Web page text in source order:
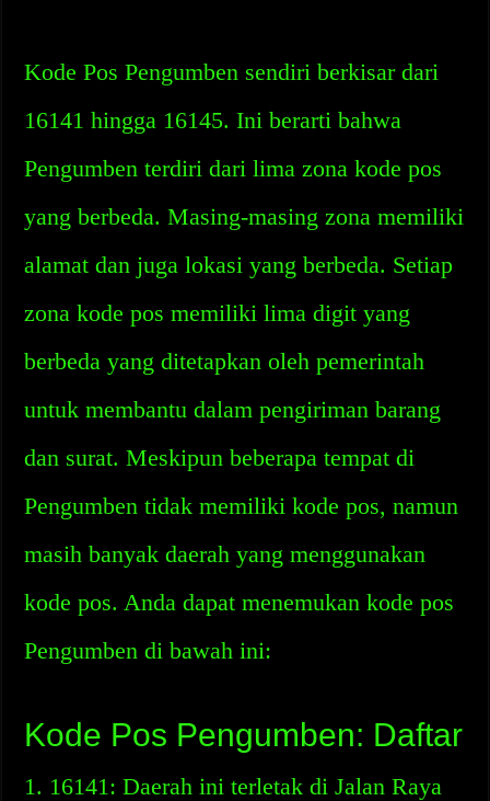
Kode Pos Pengumben sendiri berkisar dari
16141 hingga 16145. Ini berarti bahwa
Pengumben terdiri dari lima zona kode pos
yang berbeda. Masing-masing zona memiliki
alamat dan juga lokasi yang berbeda. Setiap
zona kode pos memiliki lima digit yang
berbeda yang ditetapkan oleh pemerintah
untuk membantu dalam pengiriman barang
dan surat. Meskipun beberapa tempat di
Pengumben tidak memiliki kode pos, namun
masih banyak daerah yang menggunakan
kode pos. Anda dapat menemukan kode pos
Pengumben di bawah ini:
Kode Pos Pengumben: Daftar
1. 16141: Daerah ini terletak di Jalan Raya